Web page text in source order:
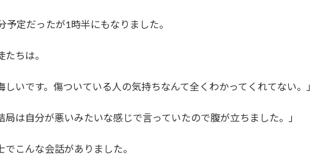
予定だったが1時半にもなりました。
たちは。
しいです。傷ついている人の気持ちなんて全くわかってくれてない。」
局は自分が悪いみたいな感じで言っていたので腹が立ちました。」
でこんな会話がありました。